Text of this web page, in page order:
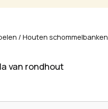
/Houten schommelbanken
van rondhout